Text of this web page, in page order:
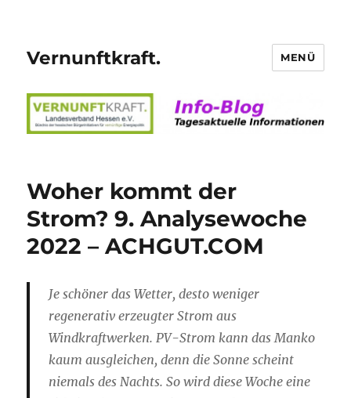
Vernunftkraft. MENÜ
Woher kommt der
Strom? 9. Analysewoche
2022 – ACHGUT.COM
Je schöner das Wetter, desto weniger
regenerativ erzeugter Strom aus
Windkraftwerken. PV-Strom kann das Manko
kaum ausgleichen, denn die Sonne scheint
niemals des Nachts. So wird diese Woche eine